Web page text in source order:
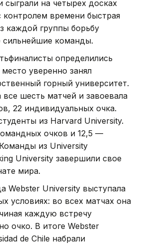
сыграли на четырех досках
контролем времени быстрая
каждой группы борьбу
команды.
определились
уверенно занял
горный университет.
шесть матчей и завоевала
22 индивидуальных очка.
из Harvard University.
очков и 12,5 —
из University
University завершили свое
мира.
Webster University выступала
условиях: во всех матчах она
каждую встречу
очко. В итоге Webster
de Chile набрали